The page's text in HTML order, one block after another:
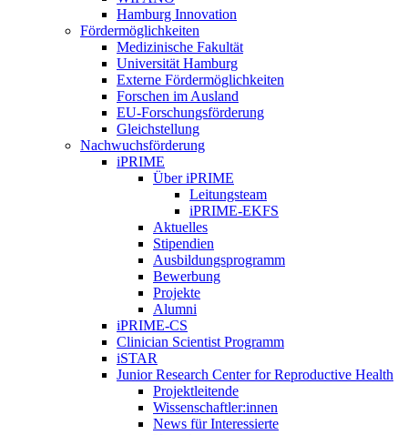
Hamburg Innovation
Fördermöglichkeiten
Medizinische Fakultät
Universität Hamburg
Externe Fördermöglichkeiten
Forschen im Ausland
EU-Forschungsförderung
Gleichstellung
Nachwuchsförderung
iPRIME
Über iPRIME
Leitungsteam
iPRIME-EKFS
Aktuelles
Stipendien
Ausbildungsprogramm
Bewerbung
Projekte
Alumni
iPRIME-CS
Clinician Scientist Programm
iSTAR
Junior Research Center for Reproductive Health
Projektleitende
Wissenschaftler:innen
News für Interessierte